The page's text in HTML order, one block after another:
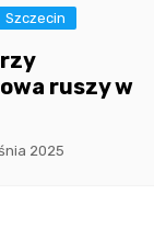
Szczecin
ruszy w
2025